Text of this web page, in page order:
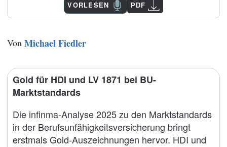
VORLESEN PDF
Von Michael Fiedler
Gold für HDI und LV 1871 bei BU-
Marktstandards
Die infinma-Analyse 2025 zu den Marktstandards
in der Berufsunfähigkeitsversicherung bringt
erstmals Gold-Auszeichnungen hervor. HDI und